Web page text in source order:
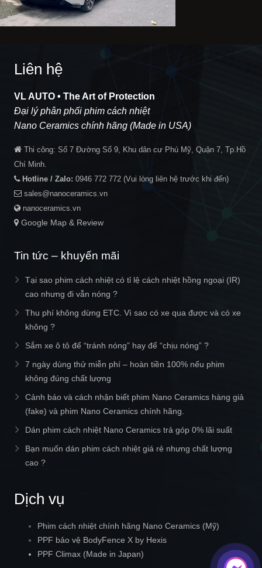
Liên hệ
VL AUTO • The Art of Protection
Đại lý phân phối phim cách nhiệt
Nano Ceramics chính hãng (Made in USA)
Thi công: Số 7 Đường Số 9, Khu dân cư Phú Mỹ, Quận 7, Tp.Hồ
Chí Minh.
Hotline / Zalo: 0946 772 772 (Vui lòng liên hệ trước khi đến)
sales@nanoceramics.vn
nanoceramics.vn
Google Map & Review
Tin tức – khuyến mãi
Tại sao phim cách nhiệt có tỉ lệ cách nhiệt hồng ngoại (IR)
cao nhưng đi vẫn nóng ?
Thu phí không dừng ETC. Vì sao có xe qua được và có xe
không ?
Sắm xe ô tô để “tránh nóng” hay để “chịu nóng” ?
7 ngày dùng thử miễn phí – hoàn tiền 100% nếu phim
không đúng chất lượng
Cảnh báo và cách nhận biết phim Nano Ceramics hàng giả
(fake) và phim Nano Ceramics chính hãng.
Dán phim cách nhiệt Nano Ceramics trả góp 0% lãi suất
Bạn muốn dán phim cách nhiệt giá rẻ nhưng chất lượng
cao ?
Dịch vụ
Phim cách nhiệt chính hãng Nano Ceramics (Mỹ)
PPF bảo vệ BodyFence X by Hexis
PPF Climax (Made in Japan)